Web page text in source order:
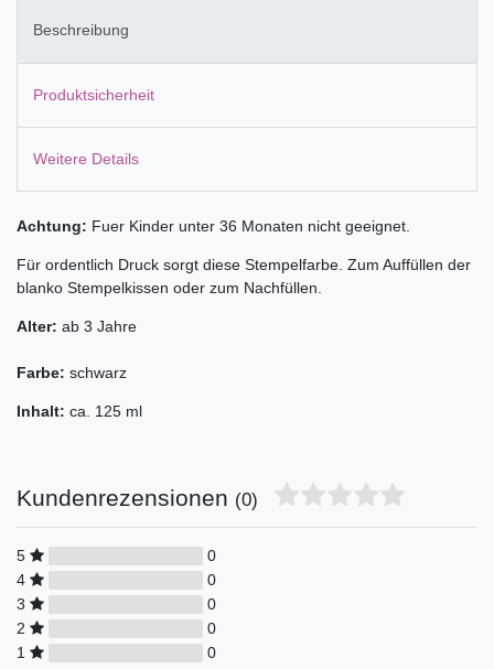
Beschreibung
Produktsicherheit
Weitere Details
Achtung: Fuer Kinder unter 36 Monaten nicht geeignet.
Für ordentlich Druck sorgt diese Stempelfarbe. Zum Auffüllen der
blanko Stempelkissen oder zum Nachfüllen.
Alter: ab 3 Jahre
Farbe: schwarz
Inhalt: ca. 125 ml
Kundenrezensionen (0)
5
0
4
0
3
0
2
0
1
0